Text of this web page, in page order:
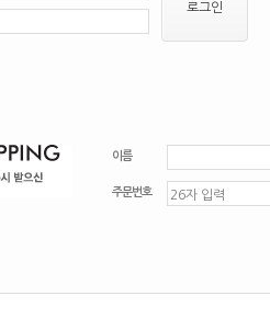
로그인
이름
주문번호